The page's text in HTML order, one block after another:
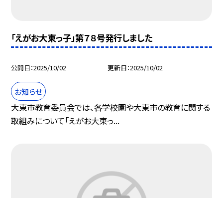
「えがお大東っ子」第７８号発行しました
公開日 2025/10/02 更新日 2025/10/02
お知らせ
大東市教育委員会では、各学校園や大東市の教育に関する
取組みについて「えがお大東っ...